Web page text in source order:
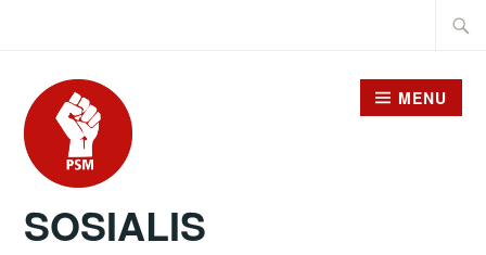
content
SOSIALIS
MENU